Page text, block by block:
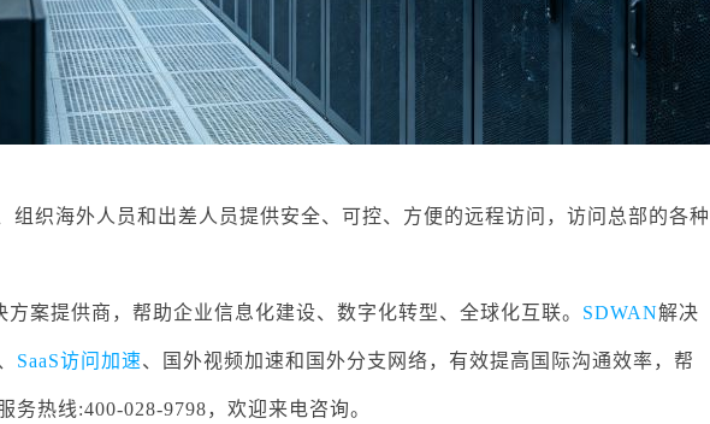
组织海外人员和出差人员提供安全、可控、方便的远程访问，访问总部的各种
案提供商，帮助企业信息化建设、数字化转型、全球化互联。 SDWAN解决
SaaS访问加速、国外视频加速和国外分支网络，有效提高国际沟通效率，帮
务热线:400-028-9798，欢迎来电咨询。